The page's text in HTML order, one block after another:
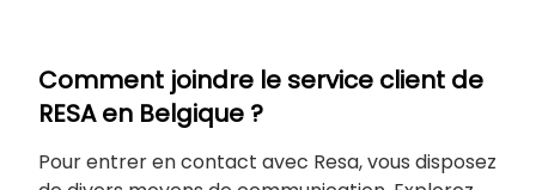
Comment joindre le service client de
RESA en Belgique ?
Pour entrer en contact avec Resa, vous disposez